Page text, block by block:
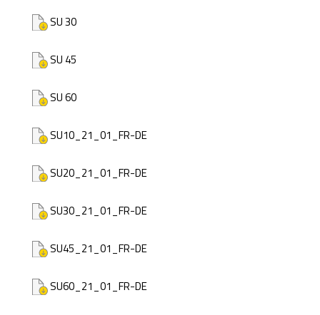
SU 30
SU 45
SU 60
SU10_21_01_FR-DE
SU20_21_01_FR-DE
SU30_21_01_FR-DE
SU45_21_01_FR-DE
SU60_21_01_FR-DE